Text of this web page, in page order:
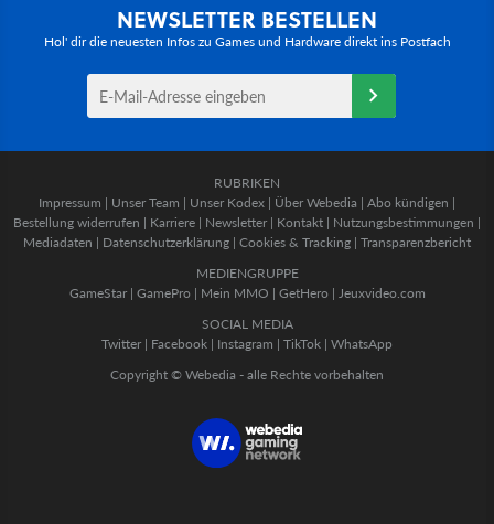
NEWSLETTER BESTELLEN
Hol' dir die neuesten Infos zu Games und Hardware direkt ins Postfach
RUBRIKEN
Impressum | Unser Team | Unser Kodex | Über Webedia | Abo kündigen |
Bestellung widerrufen | Karriere | Newsletter | Kontakt | Nutzungsbestimmungen |
Mediadaten | Datenschutzerklärung | Cookies & Tracking | Transparenzbericht
MEDIENGRUPPE
GameStar| GamePro | Mein MMO | GetHero | Jeuxvideo.com
SOCIAL MEDIA
Twitter | Facebook | Instagram | TikTok | WhatsApp
Copyright © Webedia - alle Rechte vorbehalten